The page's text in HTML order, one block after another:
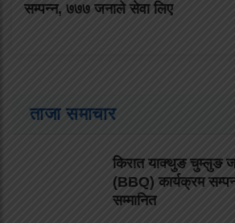
सम्पन्न, ७७७ जनाले सेवा लिए
ताजा समाचार
किरात याक्थुङ चुम्लुङ
(BBQ) कार्यक्रम
सम्मानित